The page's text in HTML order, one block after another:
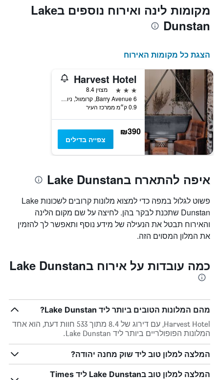
מקומות לינה ואירוח נוספים בLake
Dunstan
הצגת כל מקומות האירוח
Harvest Hotel
3 כוכבים
מצוין 8.4
6 Barry Avenue, קרומוול, ניו זילנד
0.9 ק״מ ממרכז העיר
₪390
צפייה בדילים
איפה להתארח בLake Dunstan
פשוט לגלול במפה כדי למצוא מלונות קרובים לשכונות Lake
Dunstan שתכנת לבקר בהן. לחיצה על שם מקום הלינה
והאירוח תבטל את הנעילה של מידע נוסף ותאפשר לך להזמין
את המלון המסוים הזה.
כמה עובדות על אירוח בLake Dunstan
מהם המלונות הטובים ביותר ליד Lake Dunstan?
Harvest Hotel, עם דירוג של 8.4 מתוך 533 חוות דעת, הוא אחד
המלונות הפופולריים ביותר ליד Lake Dunstan.
המלצה למלון טוב ליד שוק מחנה יהודה?
המלצה למלון טוב בLake Dunstan ליד Times